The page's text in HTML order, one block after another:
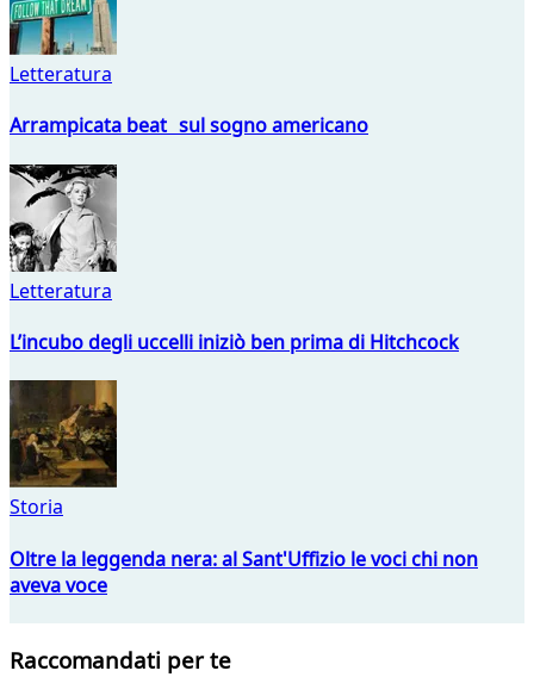
Letteratura
Arrampicata beat sul sogno americano
Letteratura
L’incubo degli uccelli iniziò ben prima di Hitchcock
Storia
Oltre la leggenda nera: al Sant'Uffizio le voci chi non
aveva voce
Raccomandati per te